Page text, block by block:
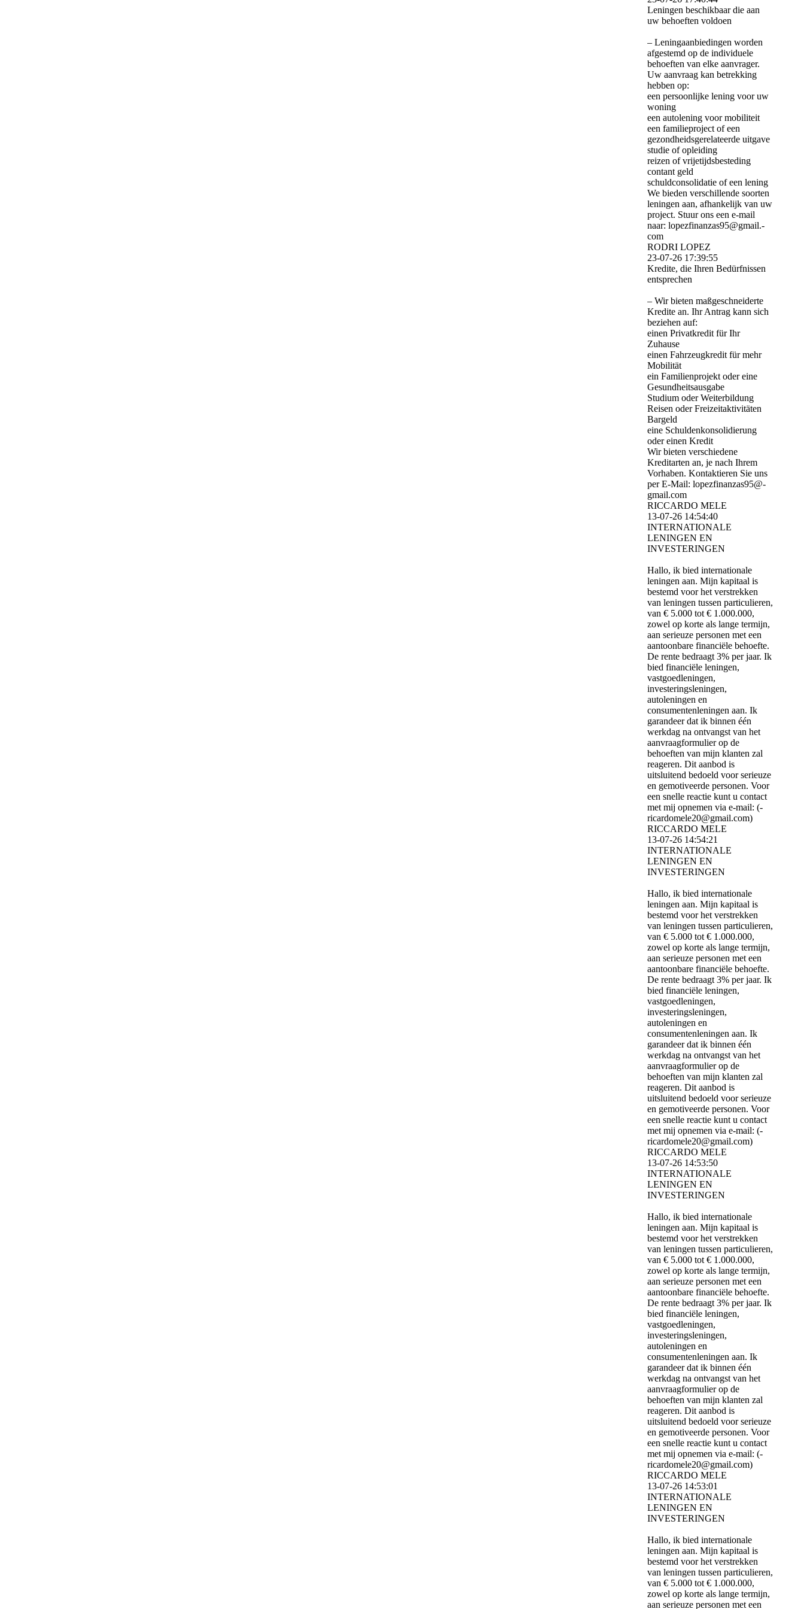
Leningen beschikbaar die aan
uw behoeften voldoen
– Leningaanbiedingen worden
afgestemd op de individuele
behoeften van elke aanvrager.
Uw aanvraag kan betrekking
hebben op:
een persoonlijke lening voor uw
woning
een autolening voor mobiliteit
een familieproject of een
gezondheidsgerelateerde uitgave
studie of opleiding
reizen of vrijetijdsbesteding
contant geld
schuldconsolidatie of een lening
We bieden verschillende soorten
leningen aan, afhankelijk van uw
project. Stuur ons een e-mail
naar: lopezfinanzas95@­gmail.­
com
RODRI LOPEZ
23-07-26 17:39:55
Kredite, die Ihren Bedürfnissen
entsprechen
– Wir bieten maßgeschneiderte
Kredite an. Ihr Antrag kann sich
beziehen auf:
einen Privatkredit für Ihr
Zuhause
einen Fahrzeugkredit für mehr
Mobilität
ein Familienprojekt oder eine
Gesundheitsausgabe
Studium oder Weiterbildung
Reisen oder Freizeitaktivitäten
Bargeld
eine Schuldenkonsolidierung
oder einen Kredit
Wir bieten verschiedene
Kreditarten an, je nach Ihrem
Vorhaben. Kontaktieren Sie uns
per E-Mail: lopezfinanzas95@­
gmail.­com
RICCARDO MELE
13-07-26 14:54:40
INTERNATIONALE
LENINGEN EN
INVESTERINGEN
Hallo, ik bied internationale
leningen aan. Mijn kapitaal is
bestemd voor het verstrekken
van leningen tussen particulieren,
van € 5.000 tot € 1.000.000,
zowel op korte als lange termijn,
aan serieuze personen met een
aantoonbare financiële behoefte.
De rente bedraagt ​​3% per jaar. Ik
bied financiële leningen,
vastgoedleningen,
investeringsleningen,
autoleningen en
consumentenleningen aan. Ik
garandeer dat ik binnen één
werkdag na ontvangst van het
aanvraagformulier op de
behoeften van mijn klanten zal
reageren. Dit aanbod is
uitsluitend bedoeld voor serieuze
en gemotiveerde personen. Voor
een snelle reactie kunt u contact
met mij opnemen via e-mail: (­
ricardomele20@­gmail.­com)­
RICCARDO MELE
13-07-26 14:54:21
INTERNATIONALE
LENINGEN EN
INVESTERINGEN
Hallo, ik bied internationale
leningen aan. Mijn kapitaal is
bestemd voor het verstrekken
van leningen tussen particulieren,
van € 5.000 tot € 1.000.000,
zowel op korte als lange termijn,
aan serieuze personen met een
aantoonbare financiële behoefte.
De rente bedraagt ​​3% per jaar. Ik
bied financiële leningen,
vastgoedleningen,
investeringsleningen,
autoleningen en
consumentenleningen aan. Ik
garandeer dat ik binnen één
werkdag na ontvangst van het
aanvraagformulier op de
behoeften van mijn klanten zal
reageren. Dit aanbod is
uitsluitend bedoeld voor serieuze
en gemotiveerde personen. Voor
een snelle reactie kunt u contact
met mij opnemen via e-mail: (­
ricardomele20@­gmail.­com)­
RICCARDO MELE
13-07-26 14:53:50
INTERNATIONALE
LENINGEN EN
INVESTERINGEN
Hallo, ik bied internationale
leningen aan. Mijn kapitaal is
bestemd voor het verstrekken
van leningen tussen particulieren,
van € 5.000 tot € 1.000.000,
zowel op korte als lange termijn,
aan serieuze personen met een
aantoonbare financiële behoefte.
De rente bedraagt ​​3% per jaar. Ik
bied financiële leningen,
vastgoedleningen,
investeringsleningen,
autoleningen en
consumentenleningen aan. Ik
garandeer dat ik binnen één
werkdag na ontvangst van het
aanvraagformulier op de
behoeften van mijn klanten zal
reageren. Dit aanbod is
uitsluitend bedoeld voor serieuze
en gemotiveerde personen. Voor
een snelle reactie kunt u contact
met mij opnemen via e-mail: (­
ricardomele20@­gmail.­com)­
RICCARDO MELE
13-07-26 14:53:01
INTERNATIONALE
LENINGEN EN
INVESTERINGEN
Hallo, ik bied internationale
leningen aan. Mijn kapitaal is
bestemd voor het verstrekken
van leningen tussen particulieren,
van € 5.000 tot € 1.000.000,
zowel op korte als lange termijn,
aan serieuze personen met een